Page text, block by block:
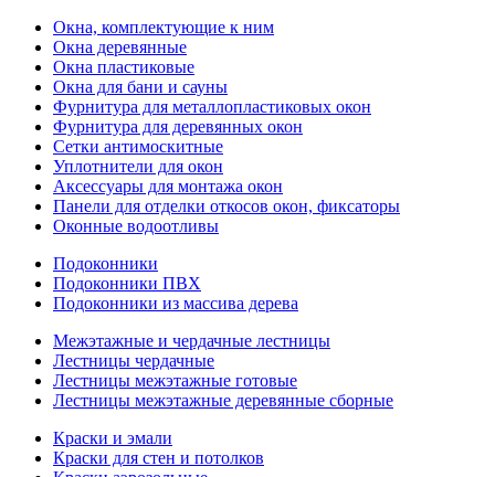
Окна, комплектующие к ним
Окна деревянные
Окна пластиковые
Окна для бани и сауны
Фурнитура для металлопластиковых окон
Фурнитура для деревянных окон
Сетки антимоскитные
Уплотнители для окон
Аксессуары для монтажа окон
Панели для отделки откосов окон, фиксаторы
Оконные водоотливы
Подоконники
Подоконники ПВХ
Подоконники из массива дерева
Межэтажные и чердачные лестницы
Лестницы чердачные
Лестницы межэтажные готовые
Лестницы межэтажные деревянные сборные
Краски и эмали
Краски для стен и потолков